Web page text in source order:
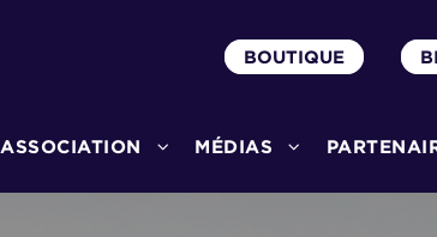
BOUTIQUE
ASSOCIATION MÉDIAS